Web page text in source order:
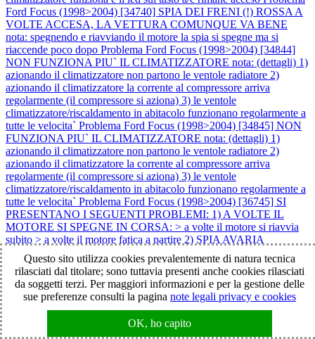
Ford Focus (1998>2004) [34740] SPIA DEI FRENI (!) ROSSA A
VOLTE ACCESA, LA VETTURA COMUNQUE VA BENE
nota: spegnendo e riavviando il motore la spia si spegne ma si
riaccende poco dopo Problema Ford Focus (1998>2004) [34844]
NON FUNZIONA PIU` IL CLIMATIZZATORE nota: (dettagli) 1)
azionando il climatizzatore non partono le ventole radiatore 2)
azionando il climatizzatore la corrente al compressore arriva
regolarmente (il compressore si aziona) 3) le ventole
climatizzatore/riscaldamento in abitacolo funzionano regolarmente a
tutte le velocita` Problema Ford Focus (1998>2004) [34845] NON
FUNZIONA PIU` IL CLIMATIZZATORE nota: (dettagli) 1)
azionando il climatizzatore non partono le ventole radiatore 2)
azionando il climatizzatore la corrente al compressore arriva
regolarmente (il compressore si aziona) 3) le ventole
climatizzatore/riscaldamento in abitacolo funzionano regolarmente a
tutte le velocita` Problema Ford Focus (1998>2004) [36745] SI
PRESENTANO I SEGUENTI PROBLEMI: 1) A VOLTE IL
MOTORE SI SPEGNE IN CORSA: > a volte il motore si riavvia
subito > a volte il motore fatica a partire 2) SPIA AVARIA
(candelette gialla) A VOLTE ACCESA: > la spia lampeggia > la
spia si accende quando il motore si spegne in corsa > km veicolo
116243Problema Ford Focus (1998>2004) [37032]
IMPOSTANDO LA 3° E LA 4° VELOCITA` DELLA
VENTOLA IN ABITACOLO SI SPEGNE IL
funziona la ventola in abitacolo nota: impostando la 1° e la 2°
Questo sito utilizza cookies prevalentemente di natura tecnica
rilasciati dal titolare; sono tuttavia presenti anche cookies rilasciati
da soggetti terzi. Per maggiori informazioni e per la gestione delle
sue preferenze consulti la pagina note legali privacy e cookies
OK, ho capito